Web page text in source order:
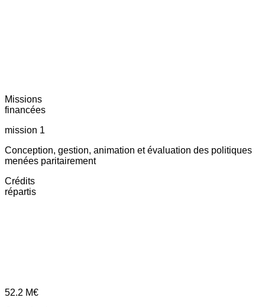
Missions
financées
mission 1
Conception, gestion, animation et évaluation des politiques
menées paritairement
Crédits
répartis
52.2 M€